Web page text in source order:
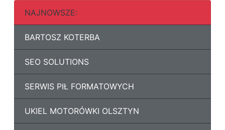
NAJNOWSZE:
BARTOSZ KOTERBA
SEO SOLUTIONS
SERWIS PIŁ FORMATOWYCH
UKIEL MOTORÓWKI OLSZTYN